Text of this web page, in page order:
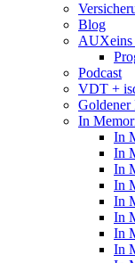
Blog
AUXeins
Podcast
VDT +
In
In
In
In
In
In
In
In
In